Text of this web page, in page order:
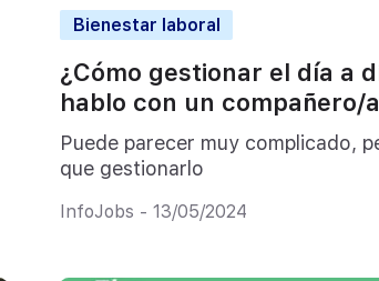
Bienestar laboral
¿Cómo gestionar el día a
hablo con un compañero/
Puede parecer muy complicado,
que gestionarlo
InfoJobs - 13/05/2024